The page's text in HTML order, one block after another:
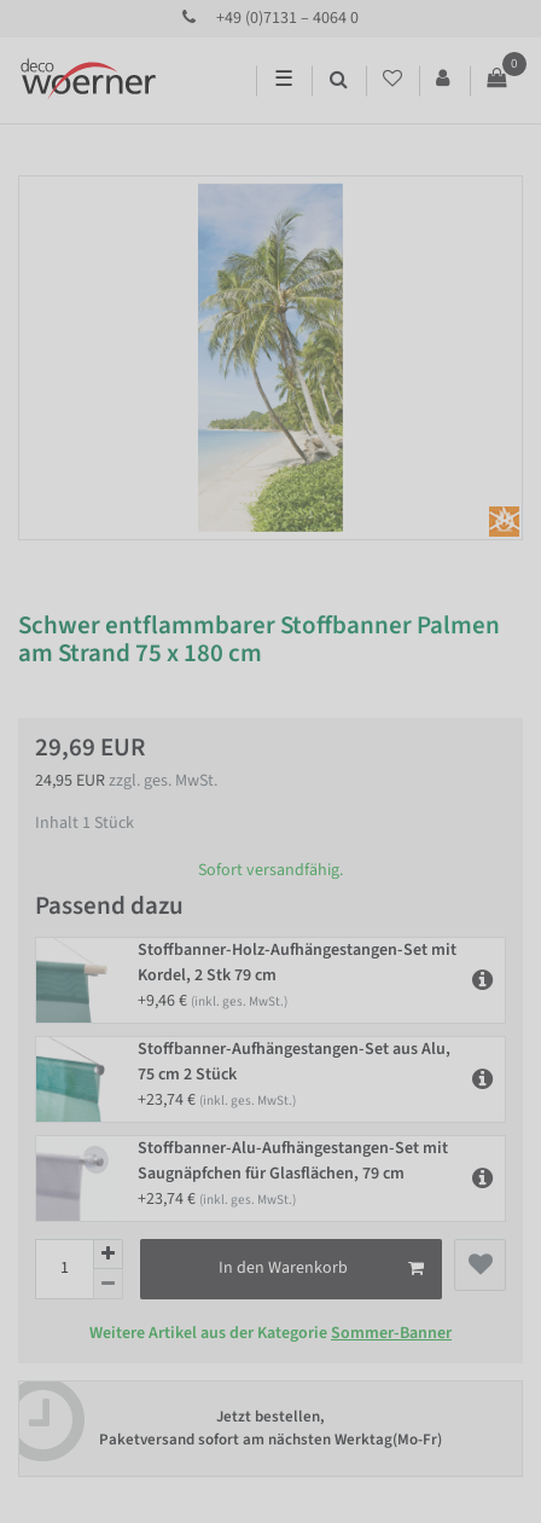
+49 (0)7131 – 4064 0
☰
0
Schwer entflammbarer Stoffbanner Palmen
am Strand 75 x 180 cm
29,69 EUR
24,95 EURzzgl. ges. MwSt.
Inhalt 1 Stück
Sofort versandfähig.
Passend dazu
Stoffbanner-Holz-Aufhängestangen-Set mit
Kordel, 2 Stk 79 cm
+9,46 € (inkl. ges. MwSt.)
Stoffbanner-Aufhängestangen-Set aus Alu,
75 cm 2 Stück
+23,74 € (inkl. ges. MwSt.)
Stoffbanner-Alu-Aufhängestangen-Set mit
Saugnäpfchen für Glasflächen, 79 cm
+23,74 € (inkl. ges. MwSt.)
In den Warenkorb
Weitere Artikel aus der KategorieSommer-Banner
Jetzt bestellen,
Paketversand sofort am nächsten Werktag(Mo-Fr)